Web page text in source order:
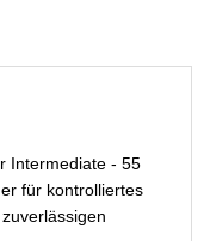
Intermediate - 55
für kontrolliertes